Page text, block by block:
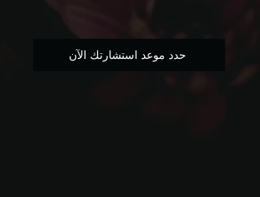
حدد موعد استشارتك الآن